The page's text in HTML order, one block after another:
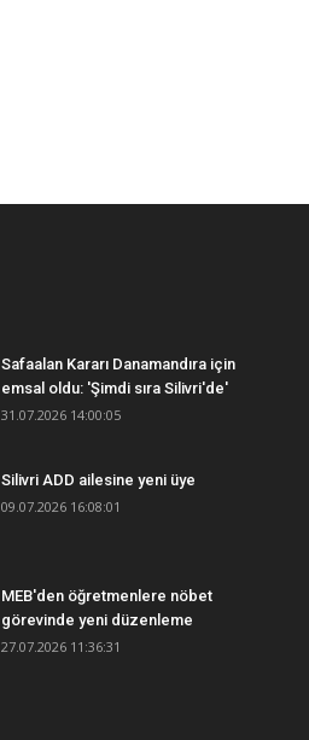
Safaalan Kararı Danamandıra için
emsal oldu: 'Şimdi sıra Silivri'de'
31.07.2026 14:00:05
Silivri ADD ailesine yeni üye
09.07.2026 16:08:01
MEB'den öğretmenlere nöbet
görevinde yeni düzenleme
27.07.2026 11:36:31